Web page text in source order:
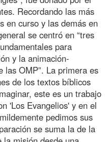
Recordando las más
en curso y las demás en
se centró en “tres
para
y la animación-
las OMP”. La primera es
de los textos bíblicos
este es un trabajo
'Los Evangelios' y en el
pedimos sus
se suma la de la